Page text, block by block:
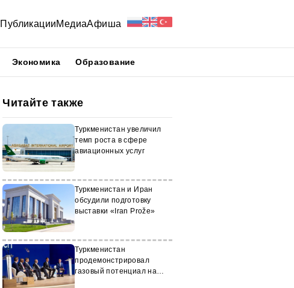
ПубликацииМедиаАфиша
Экономика Образование
Читайте также
Туркменистан увеличил
темп роста в сфере
авиационных услуг
Туркменистан и Иран
обсудили подготовку
выставки «Iran Prože»
Туркменистан
продемонстрировал
газовый потенциал на